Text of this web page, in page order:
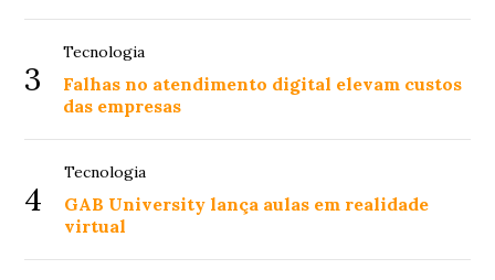
3
Tecnologia
Falhas no atendimento digital elevam custos
das empresas
4
Tecnologia
GAB University lança aulas em realidade
virtual